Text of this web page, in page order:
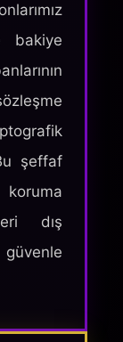
bakiye
şeffaf
dış